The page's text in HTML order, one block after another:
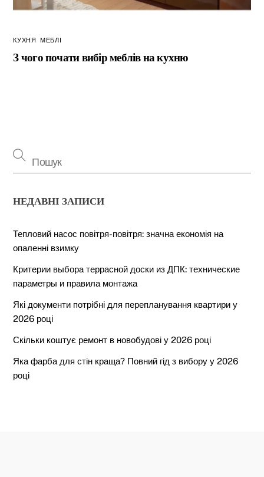
КУХНЯ ,МЕБЛІ
З чого почати вибір меблів на кухню
НЕДАВНІ ЗАПИСИ
Тепловий насос повітря-повітря: значна економія на
опаленні взимку
Критерии выбора террасной доски из ДПК: технические
параметры и правила монтажа
Які документи потрібні для перепланування квартири у
2026 році
Скільки коштує ремонт в новобудові у 2026 році
Яка фарба для стін краща? Повний гід з вибору у 2026
році